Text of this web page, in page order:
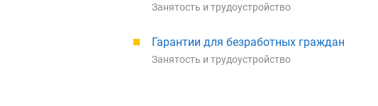
Занятость и трудоустройство
Гарантии для безработных граждан
Занятость и трудоустройство